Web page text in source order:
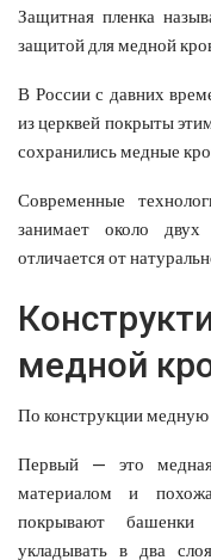
Защитная пленка
защитой для медной
В России с давних
из церквей покрыты
сохранились медные
Современные
занимает около
отличается от
медной
По конструкции медную
Первый — это
материалом и
покрывают
укладывать в два